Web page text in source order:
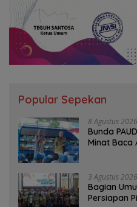
Popular Sepekan
8 Agustus 2026
Bunda
Minat Baca
3 Agustus 2026
Bagian
Persiapan